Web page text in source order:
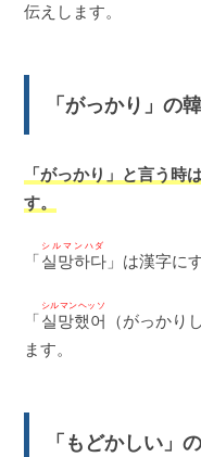
伝えします。
「がっかり」の
「がっかり」と言う時
す。
「실망하다
シルマンハダ
」は漢字に
「실망했어
シルマンヘッソ
（がっかり
ます。
「もどかしい」